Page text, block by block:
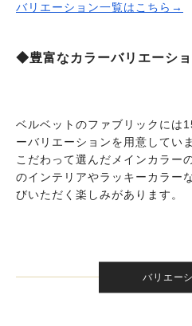
バリエーション一覧はこちら→
◆豊富なカラーバリエーシ
ベルベットのファブリックには
ーバリエーションを用意していま
こだわって選んだメインカラー
のインテリアやラッキーカラー
びいただく楽しみがあります。
バリエー